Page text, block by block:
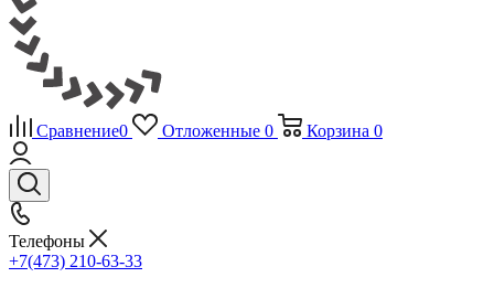
Сравнение0 Отложенные 0 Корзина 0
Телефоны
+7(473) 210-63-33